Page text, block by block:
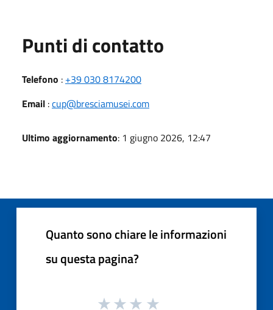
Punti di contatto
Telefono : +39 030 8174200
Email :cup@bresciamusei.com
Ultimo aggiornamento: 1 giugno 2026, 12:47
Quanto sono chiare le informazioni
su questa pagina?